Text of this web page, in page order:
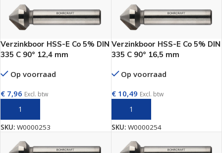
Verzinkboor HSS-E Co 5% DIN
335 C 90° 12,4 mm
Op voorraad
€ 7,96 Excl. btw
SKU: W0000253
Verzinkboor HSS-E Co 5% DIN
335 C 90° 16,5 mm
Op voorraad
€10,49 Excl. btw
SKU: W0000254